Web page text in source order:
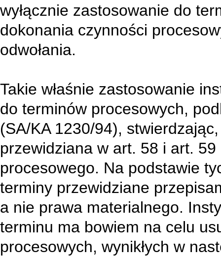
wyłącznie zastosowanie do
dokonania czynności
odwołania.
Takie właśnie zastosowanie
do terminów procesowych,
(SA/KA 1230/94),
przewidziana w art. 58 i art.
procesowego. Na podstawie
terminy przewidziane
a nie prawa materialnego.
terminu ma bowiem na celu
procesowych, wynikłych w